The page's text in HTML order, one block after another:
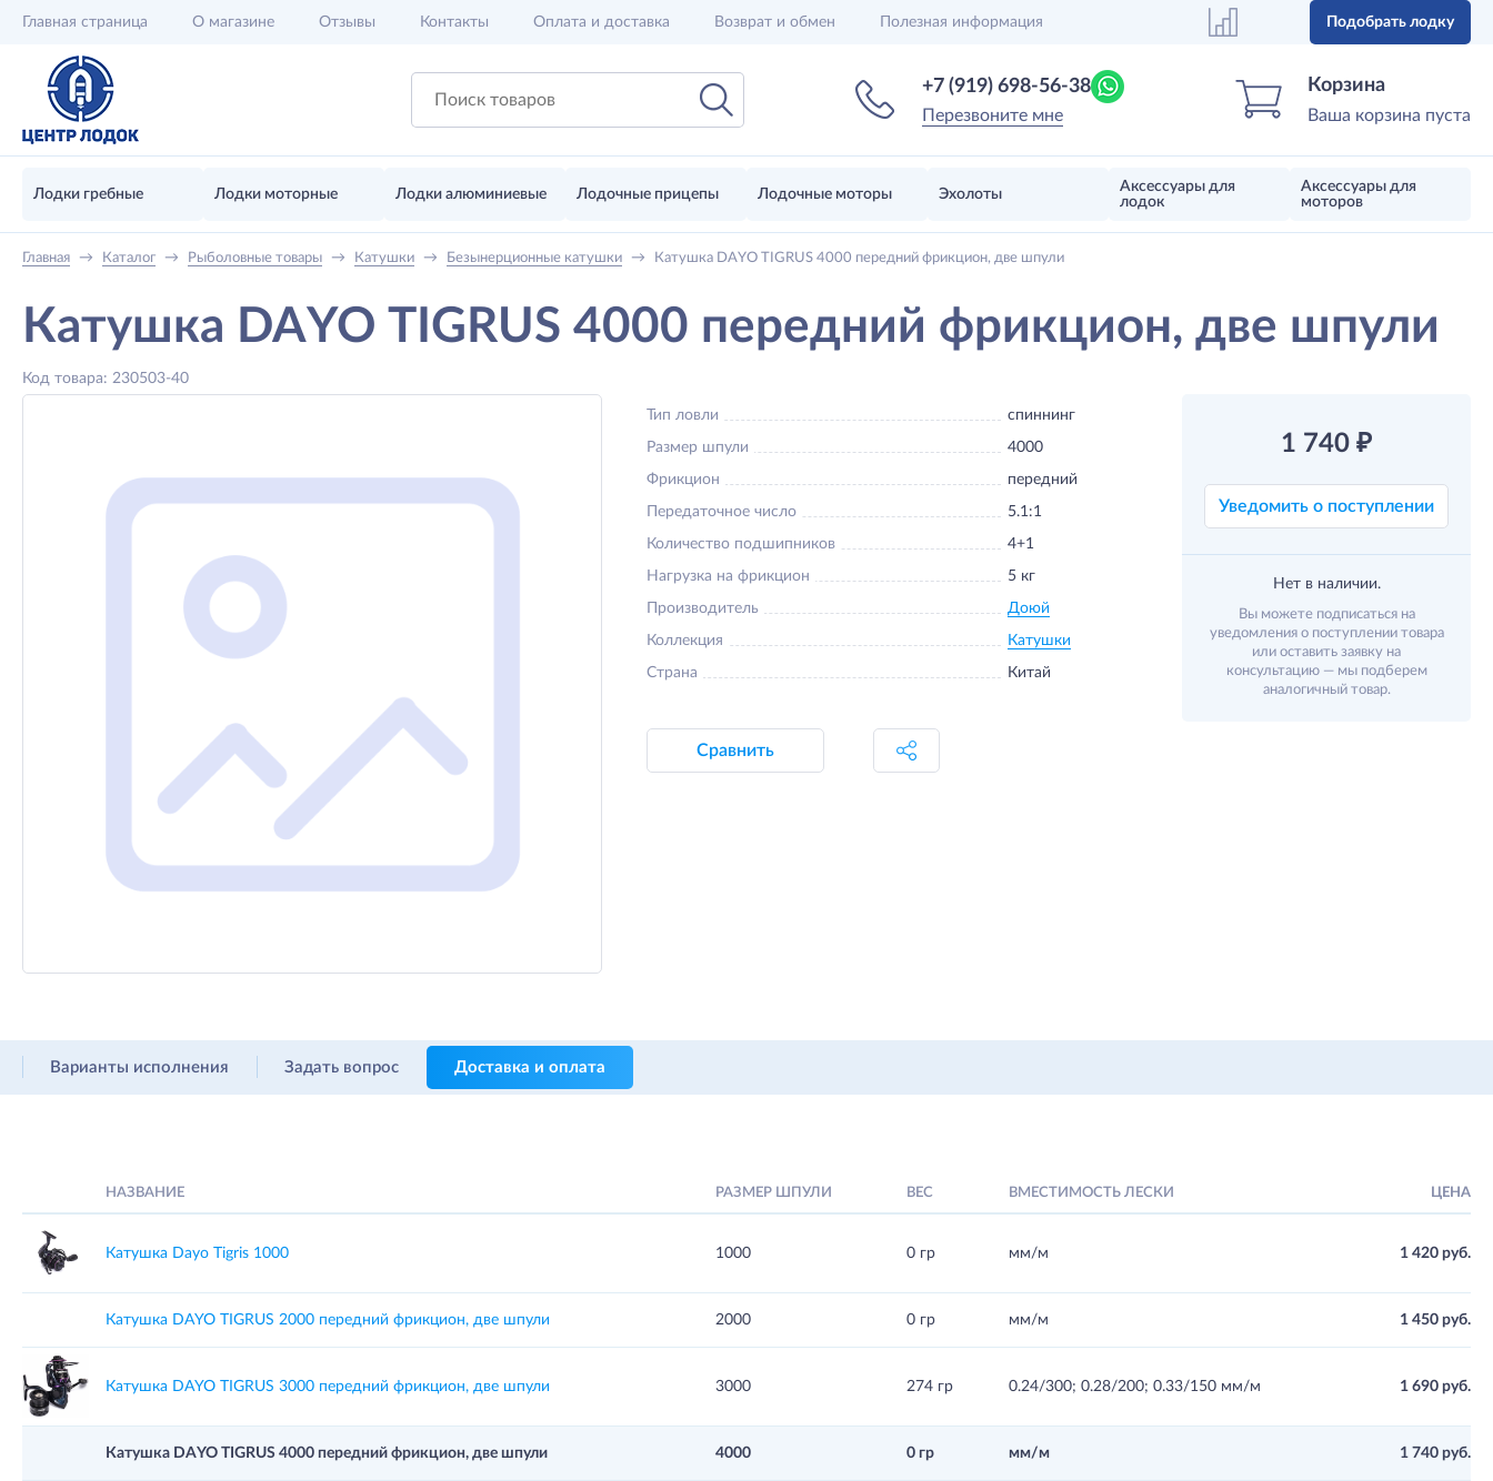
Главная страница О магазине Отзывы Контакты Оплата и доставка Возврат и обмен Полезная информация Подобрать лодку
Корзина
Ваша корзина пуста
+7 (919) 698-56-38
Перезвоните мне
Лодки гребные Лодки моторные Лодки алюминиевые Лодочные прицепы Лодочные моторы Эхолоты
Аксессуары для
лодок
Аксессуары для
моторов
Главная → Каталог → Рыболовные товары → Катушки → Безынерционные катушки → Катушка DAYO TIGRUS 4000 передний фрикцион, две шпули
Катушка DAYO TIGRUS 4000 передний фрикцион, две шпули
Код товара: 230503-40
1 740 ₽
Уведомить о поступлении
Нет в наличии.
Вы можете подписаться на
уведомления о поступлении товара
или оставить заявку на
консультацию — мы подберем
аналогичный товар.
Тип ловли спиннинг
Размер шпули 4000
Фрикцион передний
Передаточное число 5.1:1
Количество подшипников 4+1
Нагрузка на фрикцион 5 кг
Производитель Доюй
Коллекция Катушки
Страна Китай
Сравнить
Варианты исполнения Задать вопрос Доставка и оплата
НАЗВАНИЕ РАЗМЕР ШПУЛИ ВЕС ВМЕСТИМОСТЬ ЛЕСКИ ЦЕНА
Катушка Dayo Tigris 1000 1000 0 гр мм/м 1 420 руб.
Катушка DAYO TIGRUS 2000 передний фрикцион, две шпули 2000 0 гр мм/м 1 450 руб.
Катушка DAYO TIGRUS 3000 передний фрикцион, две шпули 3000 274 гр 0.24/300; 0.28/200; 0.33/150 мм/м 1 690 руб.
Катушка DAYO TIGRUS 4000 передний фрикцион, две шпули 4000 0 гр мм/м 1 740 руб.